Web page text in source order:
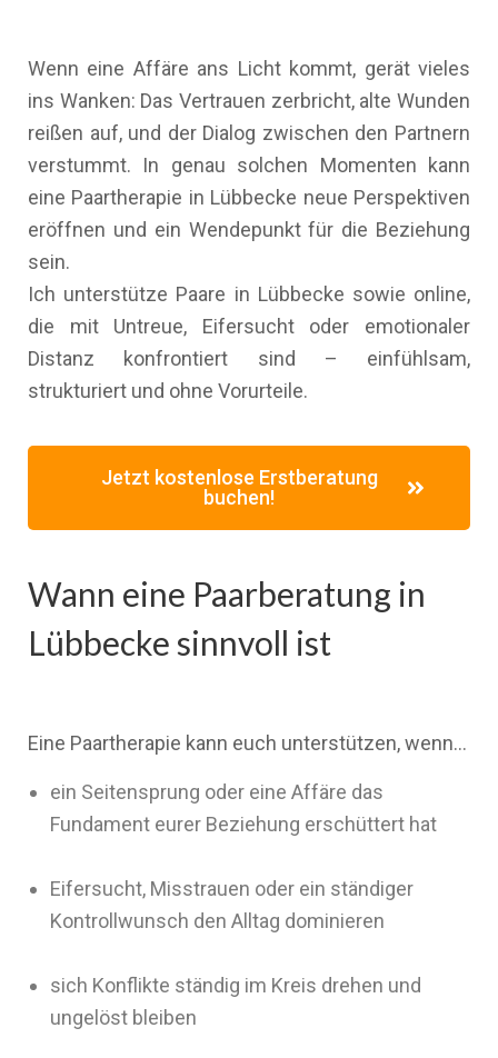
Wenn eine Affäre ans Licht kommt, gerät vieles
ins Wanken: Das Vertrauen zerbricht, alte Wunden
reißen auf, und der Dialog zwischen den Partnern
verstummt. In genau solchen Momenten kann
eine Paartherapie in Lübbecke neue Perspektiven
eröffnen und ein Wendepunkt für die Beziehung
sein.
Ich unterstütze Paare in Lübbecke sowie online,
die mit Untreue, Eifersucht oder emotionaler
Distanz konfrontiert sind – einfühlsam,
strukturiert und ohne Vorurteile.
Jetzt kostenlose Erstberatung
buchen!
Wann eine Paarberatung in
Lübbecke sinnvoll ist
Eine Paartherapie kann euch unterstützen, wenn…
ein Seitensprung oder eine Affäre das
Fundament eurer Beziehung erschüttert hat
Eifersucht, Misstrauen oder ein ständiger
Kontrollwunsch den Alltag dominieren
sich Konflikte ständig im Kreis drehen und
ungelöst bleiben